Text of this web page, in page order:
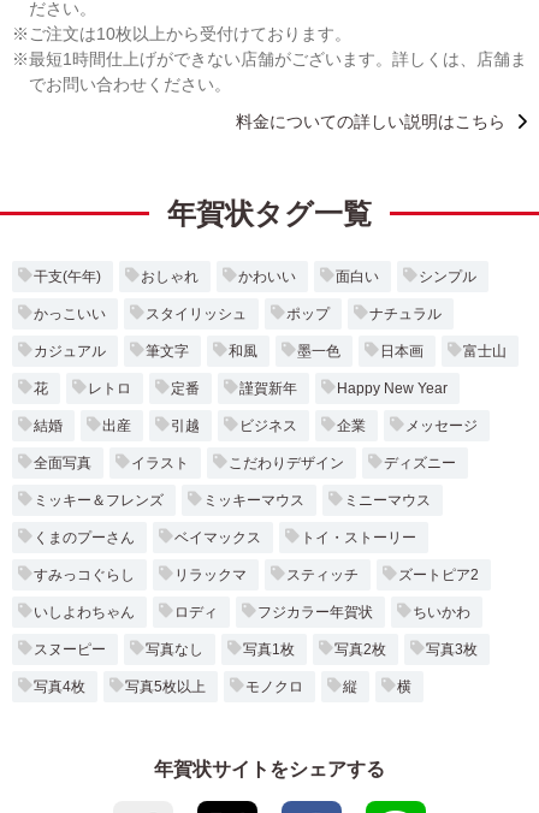
ださい。
ご注文は10枚以上から受付けております。
最短1時間仕上げができない店舗がございます。詳しくは、店舗ま
でお問い合わせください。
料金についての詳しい説明はこちら
年賀状タグ一覧
干支(午年) おしゃれ かわいい 面白い シンプル
かっこいい スタイリッシュ ポップ ナチュラル
カジュアル 筆文字 和風 墨一色 日本画 富士山
花 レトロ 定番 謹賀新年 Happy New Year
結婚 出産 引越 ビジネス 企業 メッセージ
全面写真 イラスト こだわりデザイン ディズニー
ミッキー＆フレンズ ミッキーマウス ミニーマウス
くまのプーさん ベイマックス トイ・ストーリー
すみっコぐらし リラックマ スティッチ ズートピア2
いしよわちゃん ロディ フジカラー年賀状 ちいかわ
スヌーピー 写真なし 写真1枚 写真2枚 写真3枚
写真4枚 写真5枚以上 モノクロ 縦 横
年賀状サイトをシェアする